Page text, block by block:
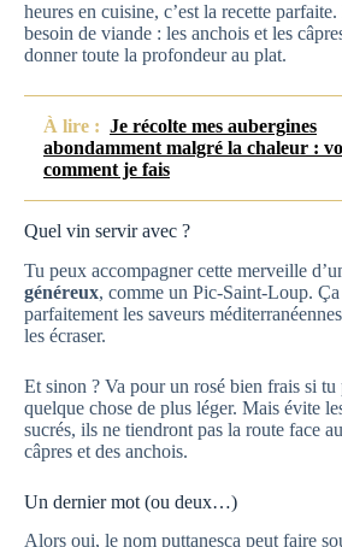
heures en cuisine, c’est la recette
besoin de viande : les anchois et les
donner toute la profondeur au plat.
À lire : Je récolte mes aubergines
abondamment malgré la chaleur :
comment je fais
Quel vin servir avec ?
Tu peux accompagner cette merveille
généreux, comme un Pic-Saint-Loup.
parfaitement les saveurs
les écraser.
Et sinon ? Va pour un rosé bien frais si tu
quelque chose de plus léger. Mais évite
sucrés, ils ne tiendront pas la route face
câpres et des anchois.
Un dernier mot (ou deux…)
Alors oui, le nom puttanesca peut faire